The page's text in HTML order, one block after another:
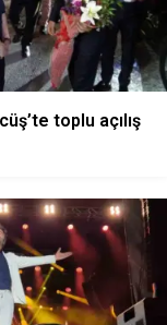
toplu açılış